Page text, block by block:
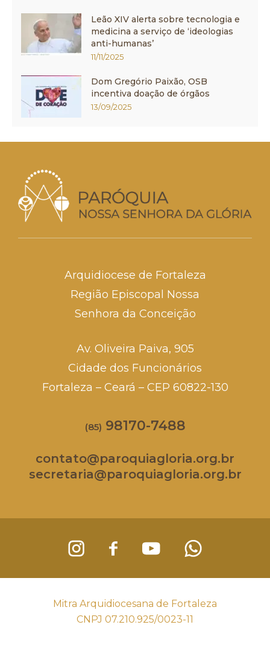
Leão XIV alerta sobre tecnologia e
medicina a serviço de ‘ideologias
anti-humanas’
11/11/2025
Dom Gregório Paixão, OSB
incentiva doação de órgãos
13/09/2025
Arquidiocese de Fortaleza
Região Episcopal Nossa
Senhora da Conceição
Av. Oliveira Paiva, 905
Cidade dos Funcionários
Fortaleza – Ceará – CEP 60822-130
(85) 98170-7488
contato@paroquiagloria.org.br
secretaria@paroquiagloria.org.br
Mitra Arquidiocesana de Fortaleza
CNPJ 07.210.925/0023-11